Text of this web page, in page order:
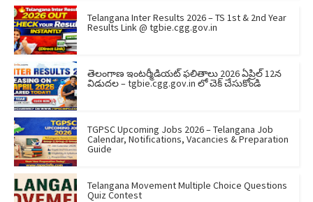
Telangana Inter Results 2026 – TS 1st & 2nd Year
Results Link @ tgbie.cgg.gov.in
తెలంగాణ ఇంటర్మీడియట్ ఫలితాలు 2026 ఏప్రిల్ 12న
విడుదల – tgbie.cgg.gov.in లో చెక్ చేసుకోండి
TGPSC Upcoming Jobs 2026 – Telangana Job
Calendar, Notifications, Vacancies & Preparation
Guide
Telangana Movement Multiple Choice Questions
Quiz Contest